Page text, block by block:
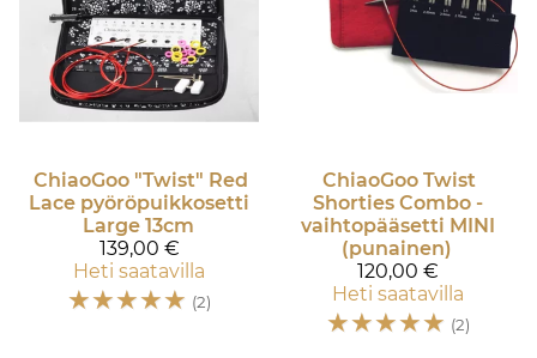
ChiaoGoo "Twist" Red
Lace pyöröpuikkosetti
Large 13cm
139,00 €
Heti saatavilla
☆☆☆☆☆ (2)
ChiaoGoo Twist
Shorties Combo -
vaihtopääsetti MINI
(punainen)
120,00 €
Heti saatavilla
☆☆☆☆☆ (2)